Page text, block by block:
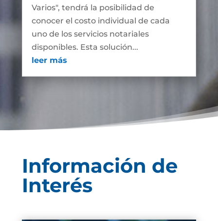
Varios", tendrá la posibilidad de
conocer el costo individual de cada
uno de los servicios notariales
disponibles. Esta solución...
leer más
Información de
Interés